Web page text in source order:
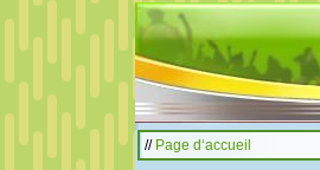
// Page d‘accueil